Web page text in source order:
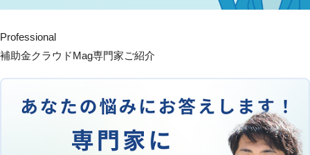
Professional
補助金クラウドMag専門家ご紹介